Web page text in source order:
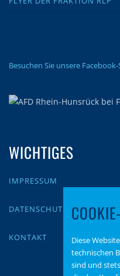
Besuchen Sie unsere
WICHTIGES
IMPRESSUM
DATENSCHUTZ
KONTAKT
Diese
technischen
sind und